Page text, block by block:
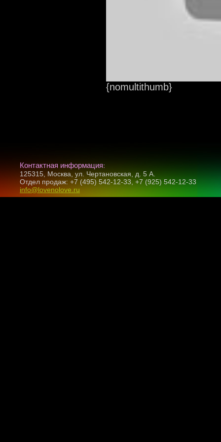
{nomultithumb}
Контактная информация:
125315, Москва, ул. Чертановская, д. 5 А.
Отдел продаж: +7 (495) 542-12-33, +7 (925) 542-12-33
info@lovenolove.ru